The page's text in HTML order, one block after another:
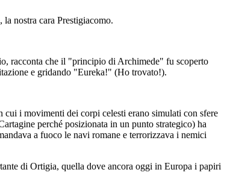
nostra cara Prestigiacomo.
racconta che il "principio di Archimede" fu scoperto
e gridando "Eureka!" (Ho trovato!).
i movimenti dei corpi celesti erano simulati con sfere
perché posizionata in un punto strategico) ha
a fuoco le navi romane e terrorizzava i nemici
di Ortigia, quella dove ancora oggi in Europa i papiri